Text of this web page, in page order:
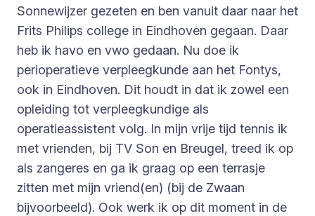
Sonnewijzer gezeten en ben vanuit daar naar het
Frits Philips college in Eindhoven gegaan. Daar
heb ik havo en vwo gedaan. Nu doe ik
perioperatieve verpleegkunde aan het Fontys,
ook in Eindhoven. Dit houdt in dat ik zowel een
opleiding tot verpleegkundige als
operatieassistent volg. In mijn vrije tijd tennis ik
met vrienden, bij TV Son en Breugel, treed ik op
als zangeres en ga ik graag op een terrasje
zitten met mijn vriend(en) (bij de Zwaan
bijvoorbeeld). Ook werk ik op dit moment in de